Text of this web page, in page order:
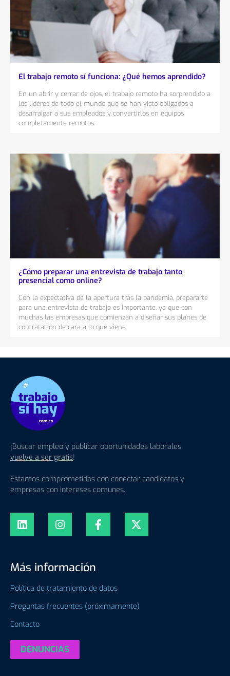
El trabajo remoto sí funciona: ¿Qué hemos aprendido?
En un abrir y cerrar de ojos, el trabajo remoto ha sorprendido a
los líderes de todo el mundo que se han visto obligados a
desarraigar a sus empleados y convertirlos en equipos
completamente remotos.
¿Cómo preparar una entrevista de trabajo tanto
presencial como online?
Con la expectativa de la apertura tras la pandemia, prepararte
para una entrevista de trabajo es importante, ya que son
muchas las empresas que comienzan a diseñar sus planes de
contratación de cara a lo que viene.
¡Buscar empleo y publicar oportunidades laborales
vuelve a ser gratis!
Estamos comprometidos con conectar candidatos y
empresas con intereses comunes.
Más información
Política de tratamiento de datos
Preguntas frecuentes (próximamente)
Contacto
DENUNCIAS